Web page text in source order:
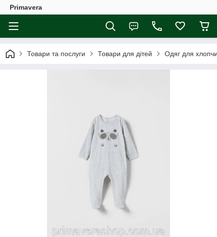
Primavera
Товари та послуги Товари для дітей Одяг для